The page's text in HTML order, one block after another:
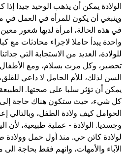
الولادة يمكن أن يذهب الوحيد جيدا
وينبغي أن يكون للمرأة في العمل
في هذه الحالة، امرأة لديها شعور
واحدة يبدأ حاملا لاجراء محادثات مع
للولادة، العديد من الاستجابة التي
تحضير، وكل مرت بسلام، ومع الأطفال
السن لذلك، للأم الحامل لا داعي
يمكن أن تؤثر سلبا على صحتها.
كل شيء، حيث ستكون هناك حاجة إلى
الحوامل كيف ولادة الطفل، وبالتالي
وجسديا. الولادة - عملية طبيعية،
لولادة كائن حي. منذ أول حمل وولادة
الآباء والأمهات، وانهم فقط بحاجة